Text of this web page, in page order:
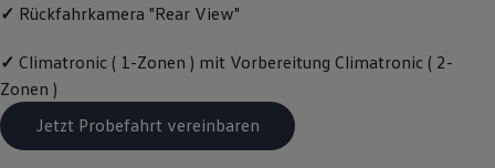
Elektromobilität
Pannen- und Unfallhilfe
Volkswagen Kundenbetreuung
✓ Rückfahrkamera "Rear View"
✓ Climatronic ( 1-Zonen ) mit Vorbereitung Climatronic ( 2-
Zonen )
Jetzt Probefahrt vereinbaren